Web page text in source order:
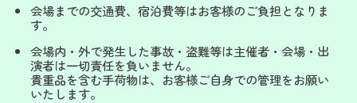
会場までの交通費、宿泊費等はお客様のご負担となりま
す。
会場内・外で発生した事故・盗難等は主催者・会場・出
演者は一切責任を負いません。
貴重品を含む手荷物は、お客様ご自身での管理をお願い
いたします。